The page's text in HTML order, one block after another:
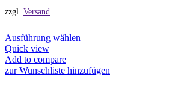
zzgl. Versand
Ausführung wählen
mehrere
Quick view
Add to compare
zur Wunschliste hinzufügen